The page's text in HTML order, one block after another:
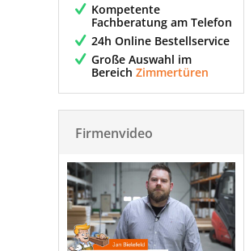
Kompetente
Fachberatung am Telefon
24h Online Bestellservice
Große Auswahl im
Bereich Zimmertüren
Firmenvideo